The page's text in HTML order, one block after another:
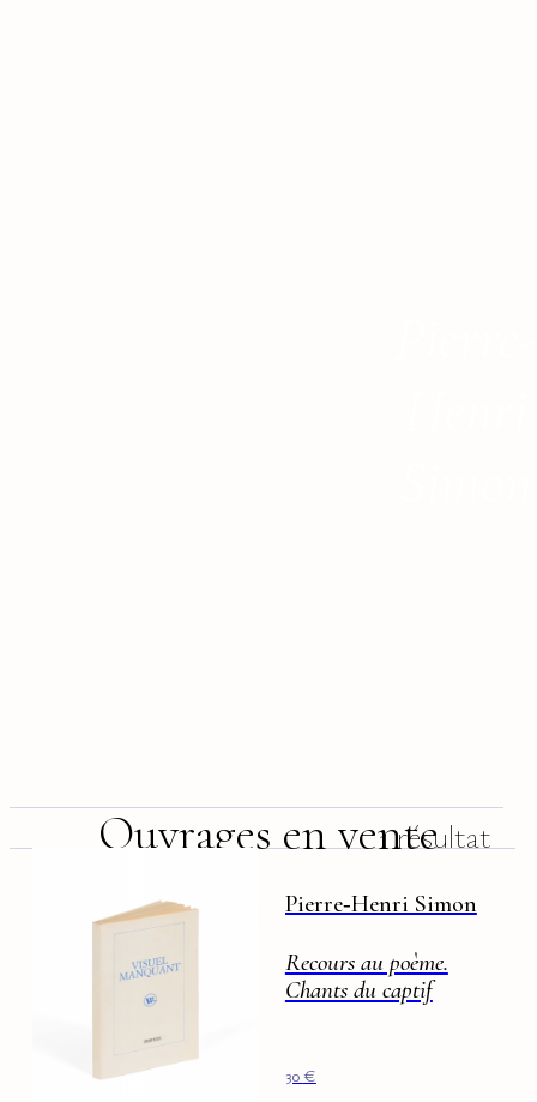
Ouvrages en vente
1 résultat
Pierre‑Henri Simon
Recours au poème.
Chants du captif
30€